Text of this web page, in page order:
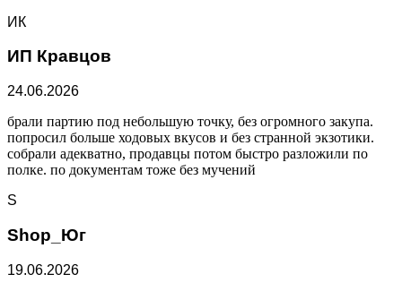
ИК
ИП Кравцов
24.06.2026
брали партию под небольшую точку, без огромного закупа.
попросил больше ходовых вкусов и без странной экзотики.
собрали адекватно, продавцы потом быстро разложили по
полке. по документам тоже без мучений
S
Shop_Юг
19.06.2026